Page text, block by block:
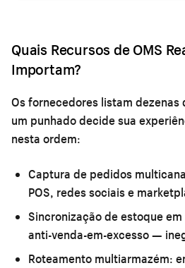
Quais Recursos de OMS
Importam?
Os fornecedores listam dezenas
um punhado decide sua
nesta ordem:
Captura de pedidos
POS, redes sociais e
Sincronização de estoque
anti-venda-em-excesso —
Roteamento multiarmazém: